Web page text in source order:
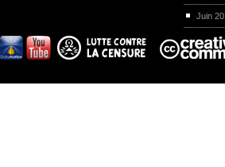
Juin